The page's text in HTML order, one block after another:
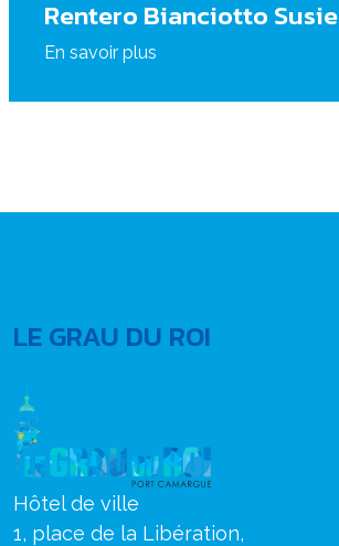
Rentero Bianciotto Susie
En savoir plus
LE GRAU DU ROI
Hôtel de ville
1, place de la Libération,